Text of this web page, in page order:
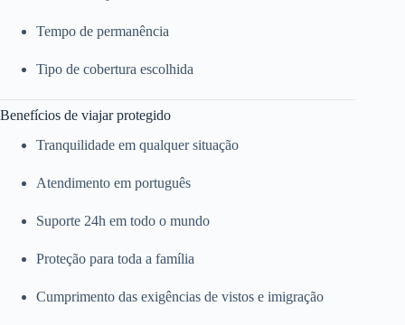
Tempo de permanência
Tipo de cobertura escolhida
Benefícios de viajar protegido
Tranquilidade em qualquer situação
Atendimento em português
Suporte 24h em todo o mundo
Proteção para toda a família
Cumprimento das exigências de vistos e imigração